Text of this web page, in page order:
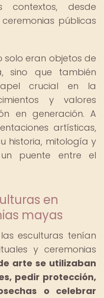
contextos, desde
públicas
solo eran objetos de
sino que también
crucial en la
y valores
en generación. A
artísticas,
historia, mitología y
un puente entre el
en
mayas
esculturas tenían
y ceremonias
arte se utilizaban
pedir protección,
o celebrar